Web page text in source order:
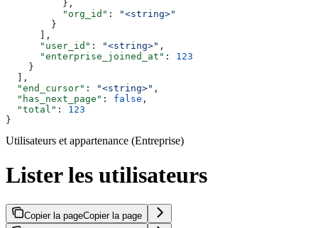
          },
          "org_id"
:
"<string>"
        }
      ],
      "user_id"
: "<string>" ,
      "enterprise_joined_at"
: 123
    }
  ],
  "end_cursor"
: "<string>" ,
  "has_next_page"
: false ,
  "total"
: 123
}
Utilisateurs et appartenance (Entreprise)
Lister les utilisateurs
Copier la pageCopier la page